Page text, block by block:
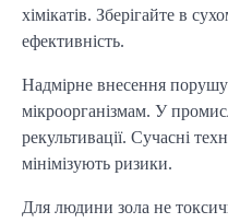
хімікатів. Зберігайте в
ефективність.
Надмірне внесення
мікроорганізмам. У
рекультивації. Сучасні
мінімізують ризики.
Для людини зола не